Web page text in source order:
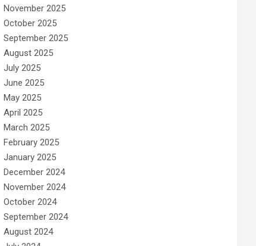
November 2025
October 2025
September 2025
August 2025
July 2025
June 2025
May 2025
April 2025
March 2025
February 2025
January 2025
December 2024
November 2024
October 2024
September 2024
August 2024